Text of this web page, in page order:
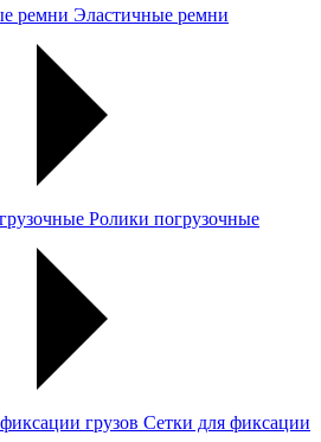
Эластичные ремни
Ролики погрузочные
Сетки для фиксации